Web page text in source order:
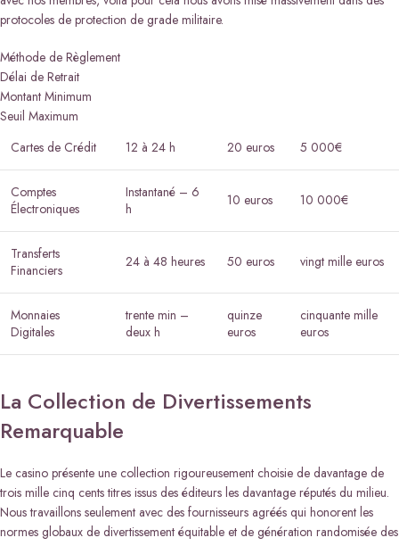
protocoles de protection de grade militaire.
Méthode de Règlement
Délai de Retrait
Montant Minimum
Seuil Maximum
Cartes de Crédit
12 à 24 h 20 euros 5 000€
Comptes
Électroniques
Instantané – 6
h
10 euros 10 000€
Transferts
Financiers
24 à 48 heures 50 euros vingt mille euros
Monnaies
Digitales
trente min –
deux h
quinze
euros
cinquante mille
euros
La Collection de Divertissements
Remarquable
Le casino présente une collection rigoureusement choisie de davantage de
trois mille cinq cents titres issus des éditeurs les davantage réputés du milieu.
Nous travaillons seulement avec des fournisseurs agréés qui honorent les
normes globaux de divertissement équitable et de génération randomisée des